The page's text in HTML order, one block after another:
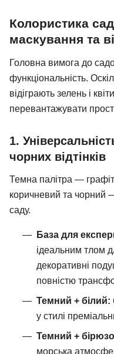
Колористика
маскування та
Головна вимога до
функціональність.
відіграють зелень і
перевантажувати
1.
чорних відтінків
Темна палітра —
коричневий та чорний
саду.
База для
ідеальним тлом
декоративні
повністю
Темний + білий:
у стилі
Темний +
морська